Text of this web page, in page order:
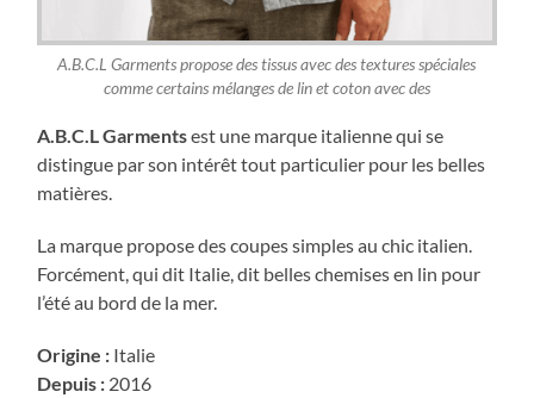
A.B.C.L Garments propose des tissus avec des textures spéciales
comme certains mélanges de lin et coton avec des
A.B.C.L Garmentsest une marque italienne qui se
distingue par son intérêt tout particulier pour les belles
matières.
La marque propose des coupes simples au chic italien.
Forcément, qui dit Italie, dit belles chemises en lin pour
l’été au bord de la mer.
Origine : Italie
Depuis : 2016